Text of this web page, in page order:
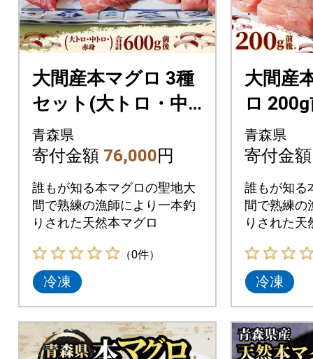
大間産本マグロ 3種
セット(大トロ・中
トロ・赤身) 合計600
g前後
青森県
寄付金額 76,000円
誰もが知る本マグロの聖地大
間で熟練の漁師により一本釣
りされた天然本マグロ
（0件）
冷凍
大間産
ロ
前)
青森県
寄付金
誰もが知る
間で熟練の
りされた天
冷凍